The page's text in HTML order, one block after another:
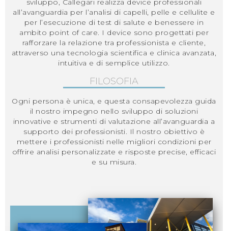
sviluppo, Callegari realizza device professionali
all’avanguardia per l’analisi di capelli, pelle e cellulite e
per l’esecuzione di test di salute e benessere in
ambito point of care. I device sono progettati per
rafforzare la relazione tra professionista e cliente,
attraverso una tecnologia scientifica e clinica avanzata,
intuitiva e di semplice utilizzo.
FILOSOFIA
Ogni persona è unica, e questa consapevolezza guida
il nostro impegno nello sviluppo di soluzioni
innovative e strumenti di valutazione all’avanguardia a
supporto dei professionisti. Il nostro obiettivo è
mettere i professionisti nelle migliori condizioni per
offrire analisi personalizzate e risposte precise, efficaci
e su misura.